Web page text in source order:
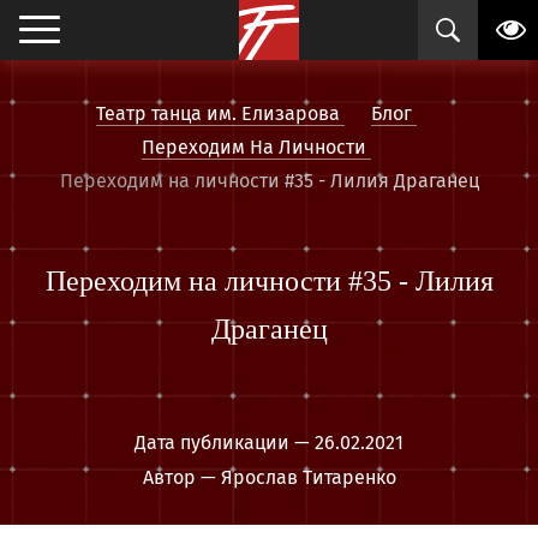
Театр танца им. Елизарова
Блог
Переходим На Личности
Переходим на личности #35 - Лилия Драганец
Переходим на личности #35 - Лилия
Драганец
Дата публикации — 26.02.2021
Автор — Ярослав Титаренко